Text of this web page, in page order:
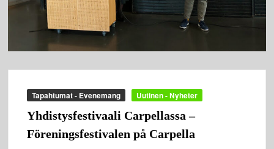
Tapahtumat - Evenemang Uutinen - Nyheter
Yhdistysfestivaali Carpellassa –
Föreningsfestivalen på Carpella